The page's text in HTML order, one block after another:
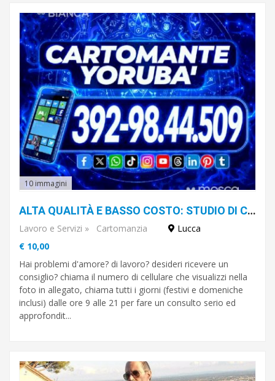
10 immagini
ALTA QUALITÀ E BASSO COSTO: STUDIO DI CARTOMANZIA IL CARTOMANTE YORUBA'
Lavoro e Servizi » Cartomanzia
Lucca
€ 10,00
Hai problemi d'amore? di lavoro? desideri ricevere un
consiglio? chiama il numero di cellulare che visualizzi nella
foto in allegato, chiama tutti i giorni (festivi e domeniche
inclusi) dalle ore 9 alle 21 per fare un consulto serio ed
approfondit...